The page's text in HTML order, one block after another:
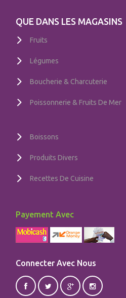
QUE DANS LES MAGASINS
Fruits
Légumes
Boucherie & Charcuterie
Poissonnerie & Fruits De Mer
Boissons
Produits Divers
Recettes De Cuisine
Payement Avec
Connecter Avec Nous